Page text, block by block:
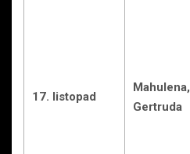
17. listopad
Mahulena,
Gertruda